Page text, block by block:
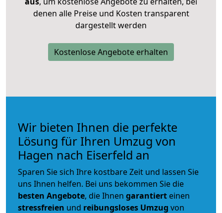
denen alle Preise und Kosten transparent
dargestellt werden
Kostenlose Angebote erhalten
Wir bieten Ihnen die perfekte
Lösung für Ihren Umzug von
Hagen nach Eiserfeld an
Sparen Sie sich Ihre kostbare Zeit und lassen Sie
uns Ihnen helfen. Bei uns bekommen Sie die
besten Angebote, die Ihnen garantiert einen
stressfreien und reibungsloses Umzug von